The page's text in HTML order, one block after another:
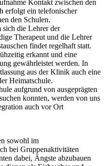
Kontakt zwischen den
erfolgt ein telefonischer
den Schulen.
sich die Lehrer der
Therapeut und die Lehrer
findet regelhaft statt.
erkannt und eine
gewährleistet werden. In
aus der Klinik auch eine
Heimatschule.
aufgrund von ausgeprägten
konnten, werden von uns
auch vor Ort
sowohl im
bei Gruppenaktivitäten
dabei, Ängste abzubauen